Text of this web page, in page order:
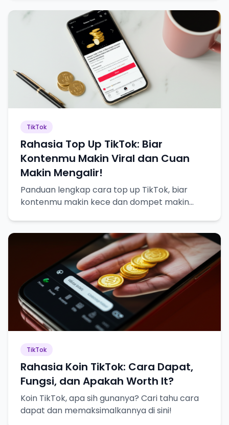
TikTok
Rahasia Top Up TikTok: Biar
Kontenmu Makin Viral dan Cuan
Makin Mengalir!
Panduan lengkap cara top up TikTok, biar
kontenmu makin kece dan dompet makin
TikTok
Rahasia Koin TikTok: Cara Dapat,
Fungsi, dan Apakah Worth It?
Koin TikTok, apa sih gunanya? Cari tahu cara
dapat dan memaksimalkannya di sini!